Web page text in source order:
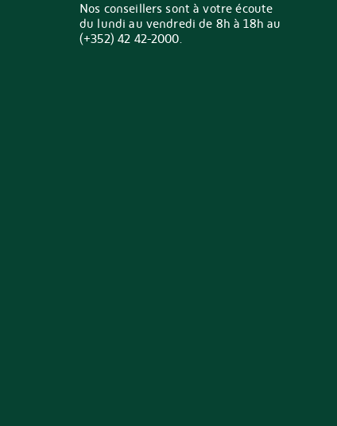
Nos conseillers sont à votre écoute
du lundi au vendredi de 8h à 18h au
(+352) 42 42-2000.